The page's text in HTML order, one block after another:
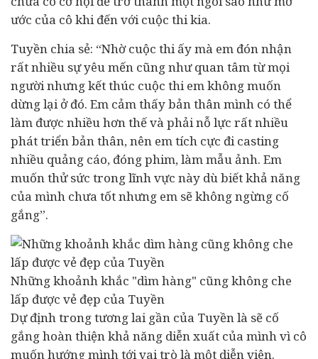
ước của cô khi đến với cuộc thi kia.
Tuyền chia sẻ: “Nhờ cuộc thi ấy mà em đón nhận
rất nhiều sự yêu mến cũng như quan tâm từ mọi
người nhưng kết thúc cuộc thi em không muốn
dừng lại ở đó. Em cảm thấy bản thân mình có thể
làm được nhiều hơn thế và phải nỗ lực rất nhiều
phát triển bản thân, nên em tích cực đi casting
nhiều quảng cáo, đóng phim, làm mẫu ảnh. Em
muốn thử sức trong lĩnh vực này dù biết khả năng
của mình chưa tốt nhưng em sẽ không ngừng cố
gắng”.
Những khoảnh khắc "dìm hàng" cũng không che
lấp được vẻ đẹp của Tuyền
Dự định trong tương lai gần của Tuyền là sẽ cố
gắng hoàn thiện khả năng diễn xuất của mình vì cô
muốn hướng mình tới vai trò là một diễn viên.